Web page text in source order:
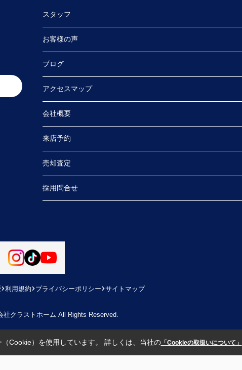
スタッフ
お客様の声
ブログ
アクセスマップ
会社概要
来店予約
売却査定
採用問合せ
利用規約 プライバシーポリシー サイトマップ
社クラストホーム All Rights Reserved.
Cookie）を使用しています。 詳しくは、当社の「Cookieの取扱いについて」